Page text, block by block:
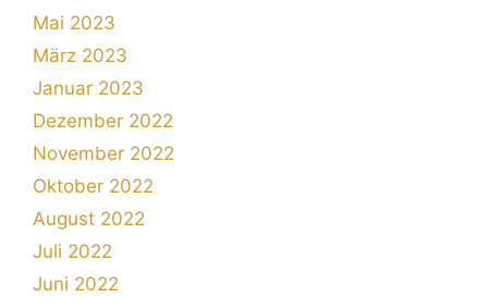
Mai 2023
März 2023
Januar 2023
Dezember 2022
November 2022
Oktober 2022
August 2022
Juli 2022
Juni 2022